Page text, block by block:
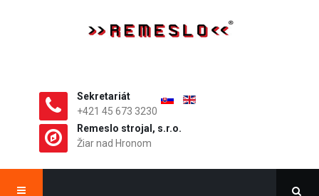
Sekretariát
+421 45 673 3230
Remeslo strojal, s.r.o.
Žiar nad Hronom